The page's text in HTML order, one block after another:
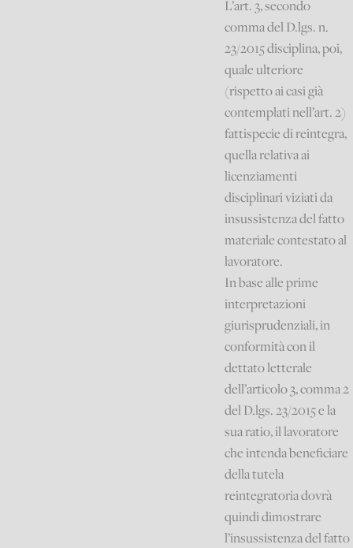
L’art. 3, secondo
comma del D.lgs. n.
23/2015 disciplina, poi,
quale ulteriore
(rispetto ai casi già
contemplati nell’art. 2)
fattispecie di reintegra,
quella relativa ai
licenziamenti
disciplinari viziati da
insussistenza del fatto
materiale contestato al
lavoratore.
In base alle prime
interpretazioni
giurisprudenziali, in
conformità con il
dettato letterale
dell’articolo 3, comma 2
del D.lgs. 23/2015 e la
sua ratio, il lavoratore
che intenda beneficiare
della tutela
reintegratoria dovrà
quindi dimostrare
l’insussistenza del fatto